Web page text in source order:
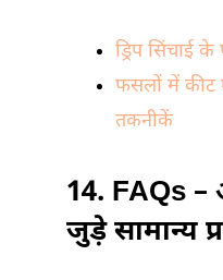
ड्रिप सिंचाई
फसलों में कीट
तकनीकें
14. FAQs
जुड़े सामान्य